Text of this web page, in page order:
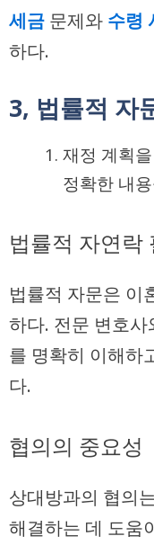
세금 문제와 수령
하다.
3, 법률적 자
재정 계획
정확한 내
법률적 자연락
법률적 자문은 이
하다. 전문 변호사
를 명확히 이해하
다.
협의의 중요성
상대방과의 협의
해결하는 데 도움